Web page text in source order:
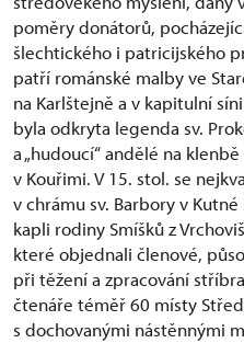
poměry donátorů,
šlechtického i patricijského
patří románské malby ve
na Karlštejně a v kapitulní
byla odkryta legenda sv.
a „hudoucí“ andělé na
v Kouřimi. V 15. stol. se
v chrámu sv. Barbory v
kapli rodiny Smíšků z
které objednali členové,
při těžení a zpracování
čtenáře téměř 60 místy
s dochovanými nástěnnými